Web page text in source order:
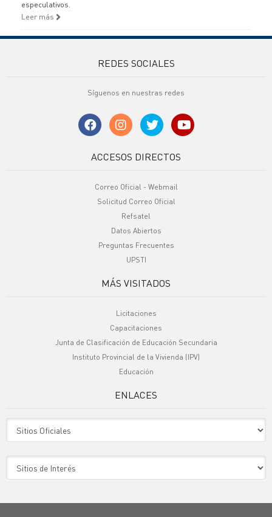
especulativos.
Leer más
REDES SOCIALES
Síguenos en nuestras redes
ACCESOS DIRECTOS
Correo Oficial - Webmail
Solicitud Correo Oficial
Refsatel
Datos Abiertos
Preguntas Frecuentes
UPSTI
MÁS VISITADOS
Licitaciones
Capacitaciones
Junta de Clasificación de Educación Secundaria
Instituto Provincial de la Vivienda (IPV)
Educación
ENLACES